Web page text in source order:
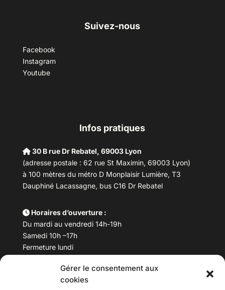
Gérer le consentement aux
cookies
Suivez-nous
Facebook
Instagram
Youtube
Infos pratiques
30 B rue Dr Rebatel, 69003 Lyon
(adresse postale : 62 rue St Maximin, 69003 Lyon)
à 100 mètres du métro D Monplaisir Lumière, T3
Dauphiné Lacassagne, bus C16 Dr Rebatel
Horaires d’ouverture :
Du mardi au vendredi 14h-19h
Samedi 10h –17h
Fermeture lundi
Téléphone : 04 78 53 06 40
maisondesculturesasiatiques@asiexpo.com